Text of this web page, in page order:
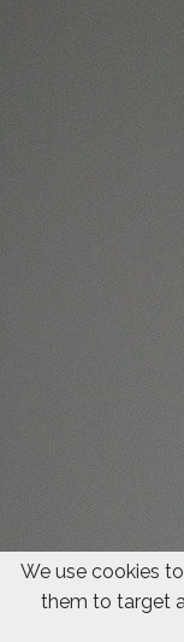
We use cookies
them to target